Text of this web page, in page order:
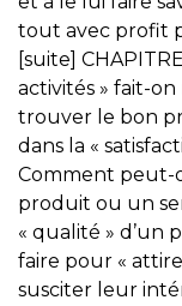
tout avec profit
[suite]
activités » fait-
trouver le bon
dans la «
Comment peut-
produit ou un
« qualité » d’un
faire pour «
susciter leur